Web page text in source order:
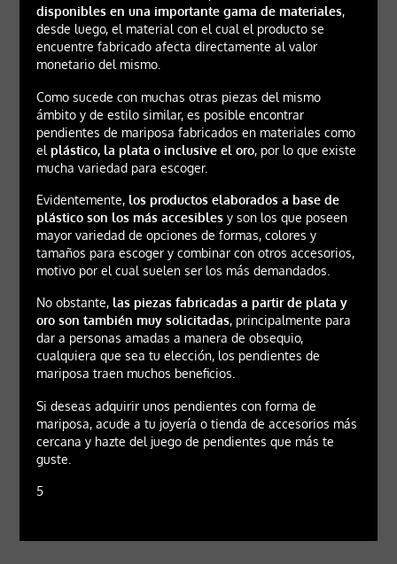
disponibles en una importante gama de materiales,
desde luego, el material con el cual el producto se
encuentre fabricado afecta directamente al valor
monetario del mismo.
Como sucede con muchas otras piezas del mismo
ámbito y de estilo similar, es posible encontrar
pendientes de mariposa fabricados en materiales como
el plástico, la plata o inclusive el oro, por lo que existe
mucha variedad para escoger.
Evidentemente, los productos elaborados a base de
plástico son los más accesiblesy son los que poseen
mayor variedad de opciones de formas, colores y
tamaños para escoger y combinar con otros accesorios,
motivo por el cual suelen ser los más demandados.
No obstante, las piezas fabricadas a partir de plata y
oro son también muy solicitadas, principalmente para
dar a personas amadas a manera de obsequio,
cualquiera que sea tu elección, los pendientes de
mariposa traen muchos beneficios.
Si deseas adquirir unos pendientes con forma de
mariposa, acude a tu joyería o tienda de accesorios más
cercana y hazte del juego de pendientes que más te
guste.
5